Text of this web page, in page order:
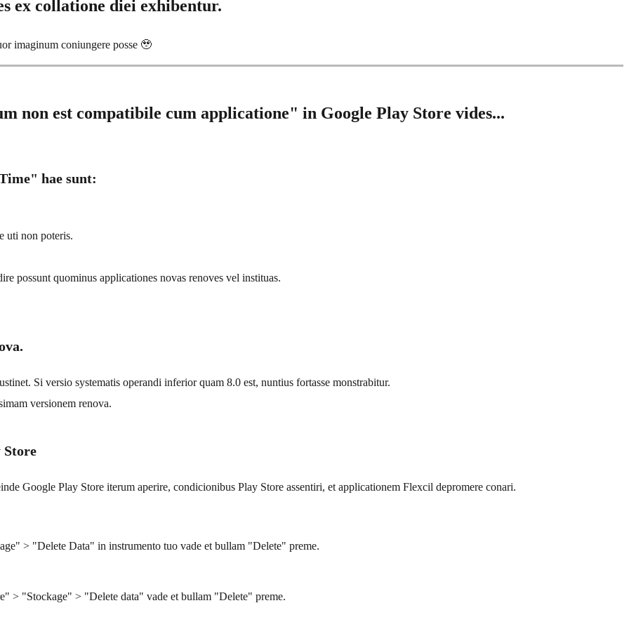
ex collatione diei exhibentur.
imaginum coniungere posse 🥹
non est compatibile cum applicatione" in Google Play Store vides...
hae sunt:
uti non poteris.
possunt quominus applicationes novas renoves vel instituas.
Si versio systematis operandi inferior quam 8.0 est, nuntius fortasse monstrabitur.
versionem renova.
Store
Google Play Store iterum aperire, condicionibus Play Store assentiri, et applicationem Flexcil depromere conari.
> "Delete Data" in instrumento tuo vade et bullam "Delete" preme.
> "Stockage" > "Delete data" vade et bullam "Delete" preme.